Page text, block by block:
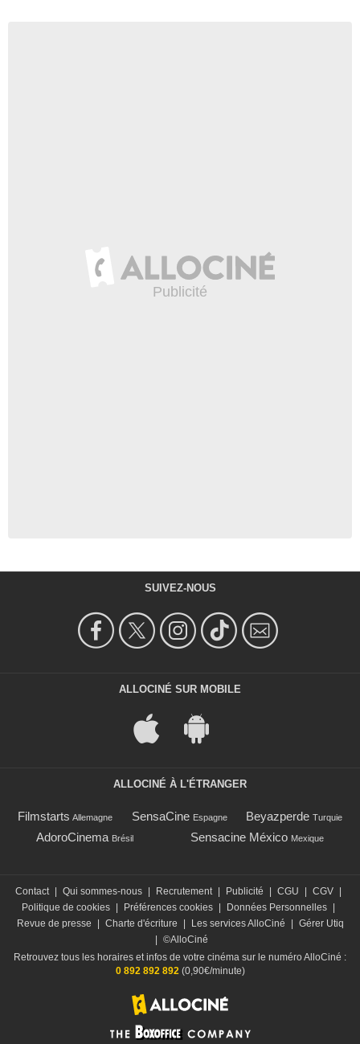
SUIVEZ-NOUS
ALLOCINÉ SUR MOBILE
ALLOCINÉ À L'ÉTRANGER
Filmstarts Allemagne SensaCine Espagne Beyazperde Turquie
AdoroCinema Brésil Sensacine México Mexique
Contact Qui sommes-nous Recrutement Publicité CGU CGV
Politique de cookies
Préférences cookies Données Personnelles
Revue de presse
Charte d'écriture Les services AlloCiné
Gérer Utiq
©AlloCiné
Retrouvez tous les horaires et infos de votre cinéma sur le numéro AlloCiné :
0 892 892 892(0,90€/minute)